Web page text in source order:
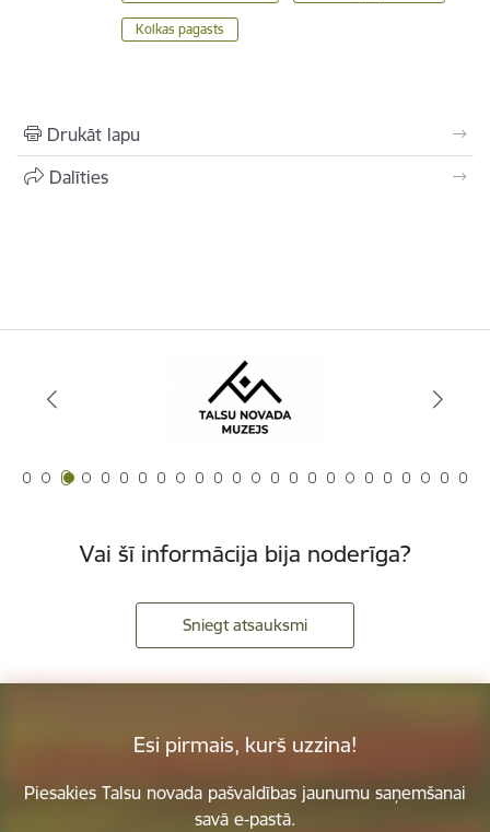
Kolkas pagasts
Drukāt lapu
Dalīties
Vai šī informācija bija noderīga?
Sniegt atsauksmi
Esi pirmais, kurš uzzina!
Piesakies Talsu novada pašvaldības jaunumu saņemšanai
savā e-pastā.